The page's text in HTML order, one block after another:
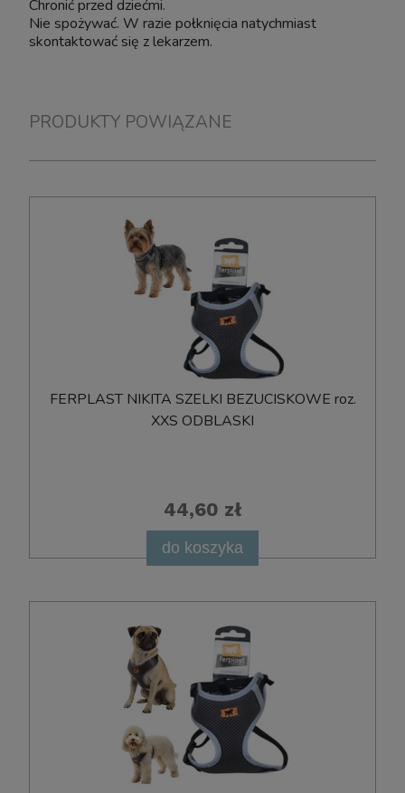
Chronić przed dziećmi.
Nie spożywać. W razie połknięcia natychmiast
skontaktować się z lekarzem.
PRODUKTY POWIĄZANE
FERPLAST NIKITA SZELKI BEZUCISKOWE roz.
XXS ODBLASKI
44,60 zł
do koszyka